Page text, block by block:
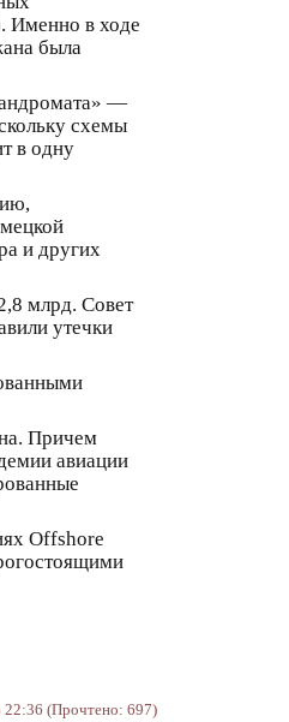
Именно в ходе
была
—
схемы
в одну
и других
млрд. Совет
утечки
Причем
авиации
Offshore
22:36 (Прочтено: 697)